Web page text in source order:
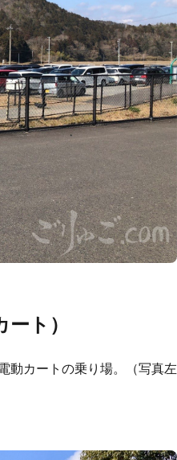
ト）
動カートの乗り場。（写真左